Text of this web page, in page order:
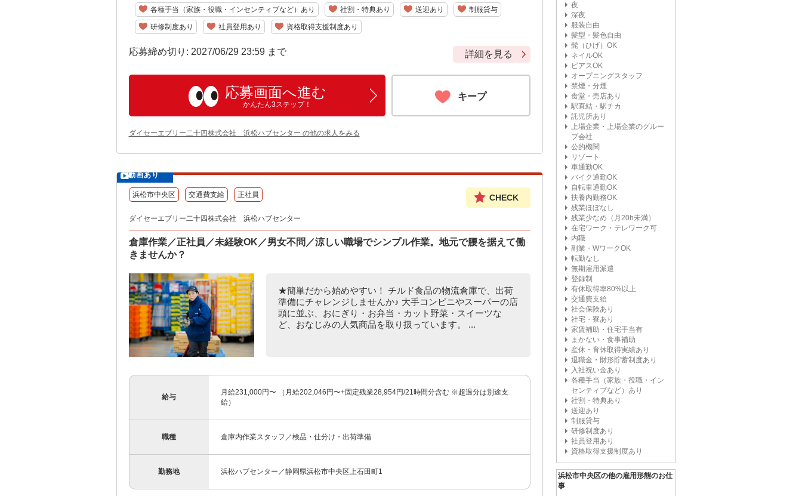
各種手当（家族・役職・インセンティブなど）あり 社割・特典あり 送迎あり 制服貸与
研修制度あり 社員登用あり 資格取得支援制度あり
応募締め切り: 2027/06/29 23:59 まで 詳細を見る
応募画面へ進む
かんたん3ステップ！
キープ
ダイセーエブリー二十四株式会社 浜松ハブセンター の他の求人をみる
動画あり
浜松市中央区 交通費支給 正社員 CHECK
ダイセーエブリー二十四株式会社 浜松ハブセンター
倉庫作業／正社員／未経験OK／男女不問／涼しい職場でシンプル作業。地元で腰を据えて働
きませんか？
★簡単だから始めやすい！ チルド食品の物流倉庫で、出荷
準備にチャレンジしませんか♪ 大手コンビニやスーパーの店
頭に並ぶ、おにぎり・お弁当・カット野菜・スイーツな
ど、おなじみの人気商品を取り扱っています。 ...
給与
月給231,000円〜 （月給202,046円〜+固定残業28,954円/21時間分含む ※超過分は別途支
給）
職種 倉庫内作業スタッフ／検品・仕分け・出荷準備
勤務地 浜松ハブセンター／静岡県浜松市中央区上石田町1
夜
深夜
服装自由
髪型・髪色自由
髭（ひげ）OK
ネイルOK
ピアスOK
オープニングスタッフ
禁煙・分煙
食堂・売店あり
駅直結・駅チカ
託児所あり
上場企業・上場企業のグルー
プ会社
公的機関
リゾート
車通勤OK
バイク通勤OK
自転車通勤OK
扶養内勤務OK
残業ほぼなし
残業少なめ（月20h未満）
在宅ワーク・テレワーク可
内職
副業・WワークOK
転勤なし
無期雇用派遣
登録制
有休取得率80%以上
交通費支給
社会保険あり
社宅・寮あり
家賃補助・住宅手当有
まかない・食事補助
産休・育休取得実績あり
退職金・財形貯蓄制度あり
入社祝い金あり
各種手当（家族・役職・イン
センティブなど）あり
社割・特典あり
送迎あり
制服貸与
研修制度あり
社員登用あり
資格取得支援制度あり
浜松市中央区の他の雇用形態のお仕
事